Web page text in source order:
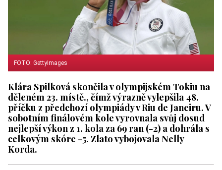
FOTO: GettyImages
Klára Spilková skončila v olympijském Tokiu na
děleném 23. místě., čímž výrazně vylepšila 48.
příčku z předchozí olympiády v Riu de Janeiru. V
sobotním finálovém kole vyrovnala svůj dosud
nejlepší výkon z 1. kola za 69 ran (-2) a dohrála s
celkovým skóre -5. Zlato vybojovala Nelly
Korda.